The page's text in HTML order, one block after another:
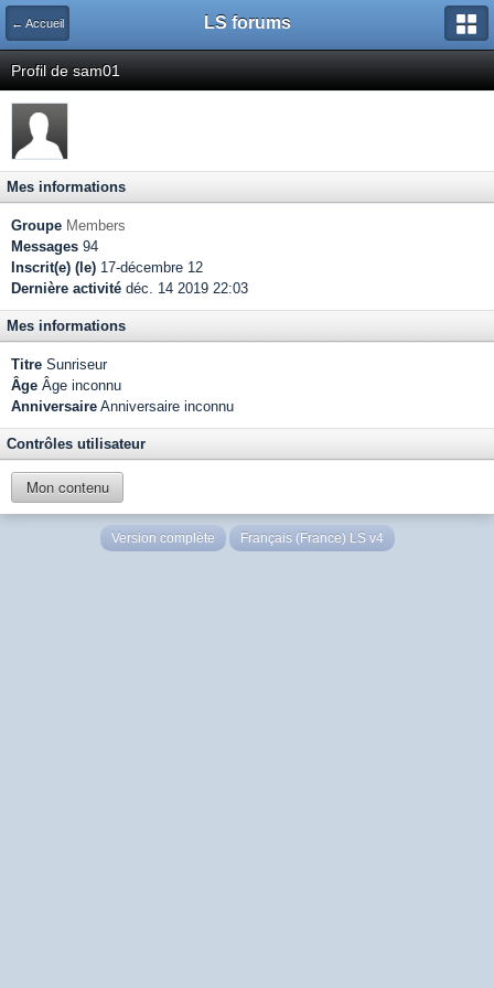
← Accueil LS forums
Profil de sam01
Mes informations
Groupe Members
Messages 94
Inscrit(e) (le) 17-décembre 12
Dernière activité déc. 14 2019 22:03
Mes informations
Titre Sunriseur
Âge Âge inconnu
Anniversaire Anniversaire inconnu
Contrôles utilisateur
Mon contenu
Version complète Français (France) LS v4